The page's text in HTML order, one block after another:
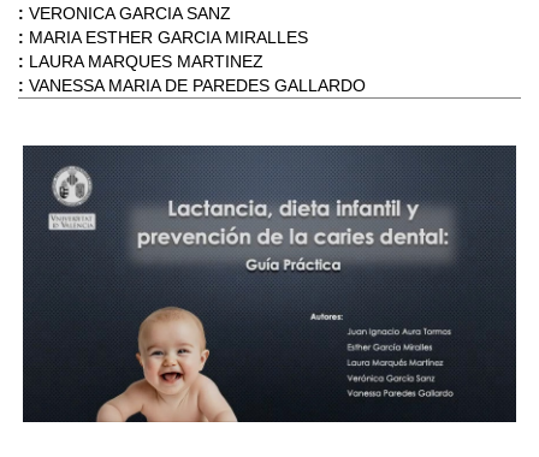
: VERONICA GARCIA SANZ
: MARIA ESTHER GARCIA MIRALLES
: LAURA MARQUES MARTINEZ
: VANESSA MARIA DE PAREDES GALLARDO